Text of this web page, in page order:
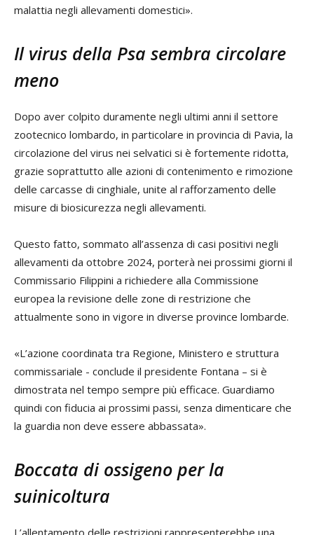
malattia negli allevamenti domestici».
Il virus della Psa sembra circolare
meno
Dopo aver colpito duramente negli ultimi anni il settore
zootecnico lombardo, in particolare in provincia di Pavia, la
circolazione del virus nei selvatici si è fortemente ridotta,
grazie soprattutto alle azioni di contenimento e rimozione
delle carcasse di cinghiale, unite al rafforzamento delle
misure di biosicurezza negli allevamenti.
Questo fatto, sommato all’assenza di casi positivi negli
allevamenti da ottobre 2024, porterà nei prossimi giorni il
Commissario Filippini a richiedere alla Commissione
europea la revisione delle zone di restrizione che
attualmente sono in vigore in diverse province lombarde.
«L’azione coordinata tra Regione, Ministero e struttura
commissariale - conclude il presidente Fontana – si è
dimostrata nel tempo sempre più efficace. Guardiamo
quindi con fiducia ai prossimi passi, senza dimenticare che
la guardia non deve essere abbassata».
Boccata di ossigeno per la
suinicoltura